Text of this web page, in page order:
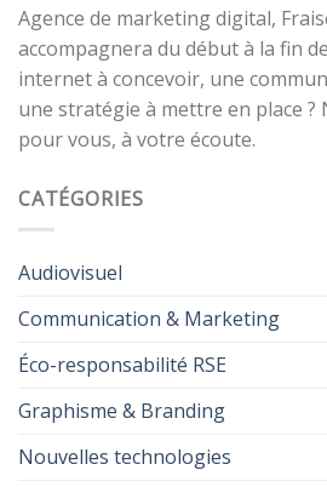
Agence de marketing digital,
accompagnera du début à la fin
internet à concevoir, une
une stratégie à mettre en place ?
pour vous, à votre écoute.
CATÉGORIES
Audiovisuel
Communication & Marketing
Éco-responsabilité RSE
Graphisme & Branding
Nouvelles technologies